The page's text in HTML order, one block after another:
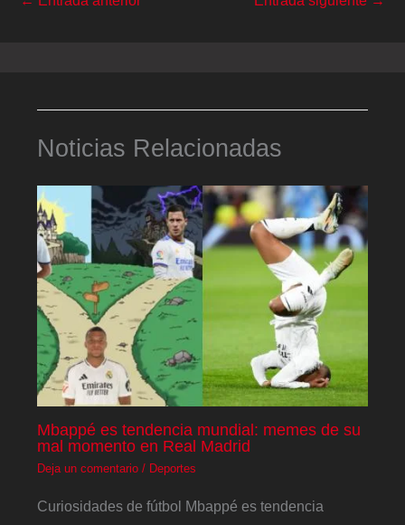
Noticias Relacionadas
Mbappé es tendencia mundial: memes de su
mal momento en Real Madrid
Deja un comentario / Deportes
Curiosidades de fútbol Mbappé es tendencia